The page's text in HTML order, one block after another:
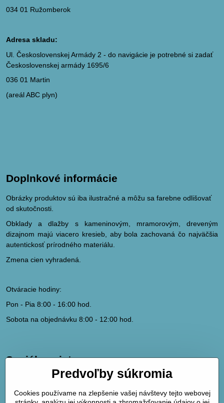
034 01 Ružomberok
Adresa skladu:
Ul. Československej Armády 2 - do navigácie je potrebné si zadať
Československej armády 1695/6
036 01 Martin
(areál ABC plyn)
Doplnkové informácie
Obrázky produktov sú iba ilustračné a môžu sa farebne odlišovať
od skutočnosti.
Obklady a dlažby s kameninovým, mramorovým, dreveným
dizajnom majú viacero kresieb, aby bola zachovaná čo najväčšia
autentickosť prírodného materiálu.
Zmena cien vyhradená.
Otváracie hodiny:
Pon - Pia 8:00 - 16:00 hod.
Sobota na objednávku 8:00 - 12:00 hod.
Sociálne siete
hydrodk@hydrodk.sk
Facebook
Instagram
Predvoľby súkromia
Cookies používame na zlepšenie vašej návštevy tejto webovej